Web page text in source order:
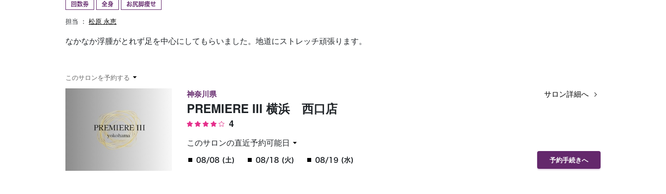
予約確認
お問い合わせ
回数券 全身 お尻脚痩せ
担当 ： 松原 永恵
なかなか浮腫がとれず足を中心にしてもらいました。地道にストレッチ頑張ります。
このサロンを予約する
神奈川県
PREMIERE III 横浜 西口店
4
このサロンの直近予約可能日
サロン詳細へ
08/08 (土) 08/18 (火) 08/19 (水) 予約手続きへ